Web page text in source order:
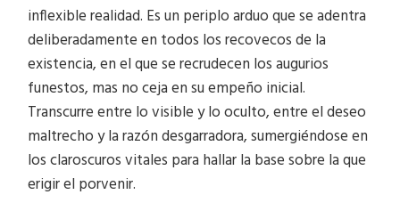
inflexible realidad. Es un periplo arduo que se adentra
deliberadamente en todos los recovecos de la
existencia, en el que se recrudecen los augurios
funestos, mas no ceja en su empeño inicial.
Transcurre entre lo visible y lo oculto, entre el deseo
maltrecho y la razón desgarradora, sumergiéndose en
los claroscuros vitales para hallar la base sobre la que
erigir el porvenir.